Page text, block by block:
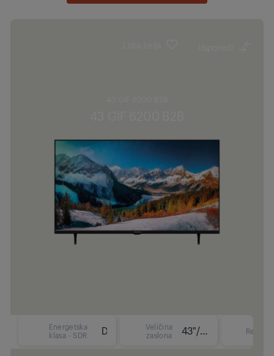
Energetska
klasa - SDR
Veličina
zaslona
43"/108 cm